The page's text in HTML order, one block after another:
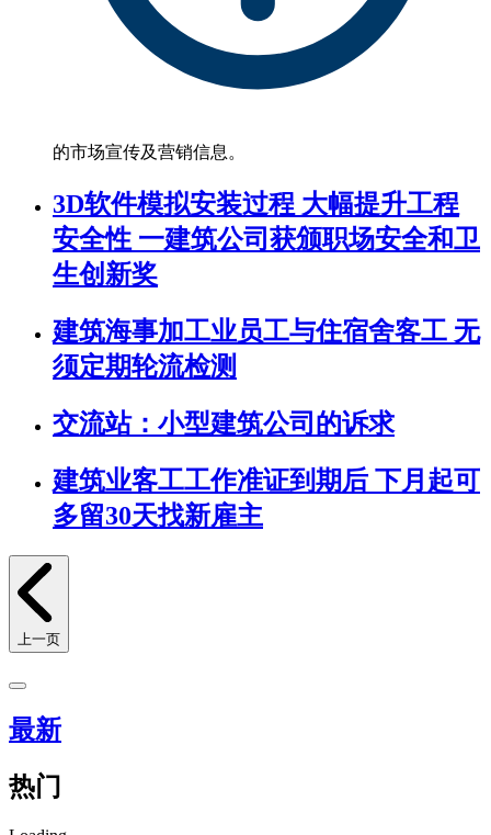
的市场宣传及营销信息。
3D软件模拟安装过程 大幅提升工程
安全性 一建筑公司获颁职场安全和卫
生创新奖
建筑海事加工业员工与住宿舍客工 无
须定期轮流检测
交流站：小型建筑公司的诉求
建筑业客工工作准证到期后 下月起可
多留30天找新雇主
上一页
最新
热门